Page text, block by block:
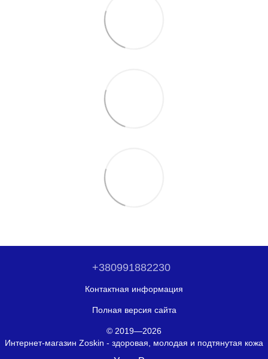
+380991882230
Контактная информация
Полная версия сайта
© 2019—2026
Интернет-магазин Zoskin - здоровая, молодая и подтянутая кожа